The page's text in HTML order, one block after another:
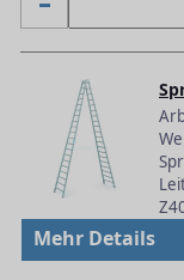
Mehr Details